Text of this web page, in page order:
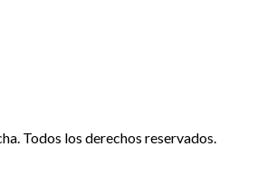
Todos los derechos reservados.